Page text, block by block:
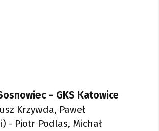
– GKS Katowice
Krzywda, Paweł
- Piotr Podlas, Michał